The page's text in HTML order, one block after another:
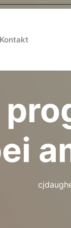
Kontakt